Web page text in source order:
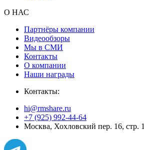
О НАС
Партнёры компании
Видеообзоры
Мы в СМИ
Контакты
О компании
Наши награды
Контакты:
hi@rmshare.ru
+7 (925) 992-44-64
Москва, Хохловский пер. 16, стр. 1